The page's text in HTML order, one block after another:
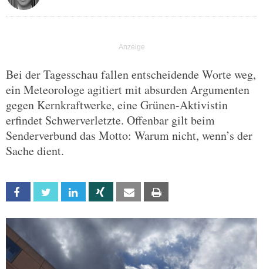
Bei der Tagesschau fallen entscheidende Worte weg,
ein Meteorologe agitiert mit absurden Argumenten
gegen Kernkraftwerke, eine Grünen-Aktivistin
erfindet Schwerverletzte. Offenbar gilt beim
Senderverbund das Motto: Warum nicht, wenn’s der
Sache dient.
Facebook Twitter Linkedin Xing Email